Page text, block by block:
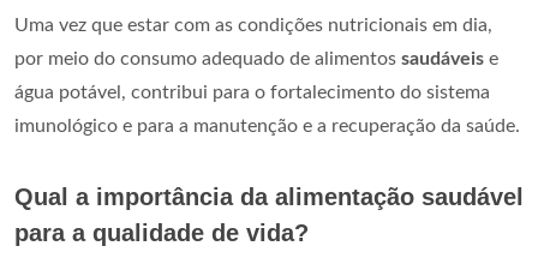
Uma vez que estar com as condições nutricionais em dia,
por meio do consumo adequado de alimentos saudáveis e
água potável, contribui para o fortalecimento do sistema
imunológico e para a manutenção e a recuperação da saúde.
Qual a importância da alimentação saudável
para a qualidade de vida?